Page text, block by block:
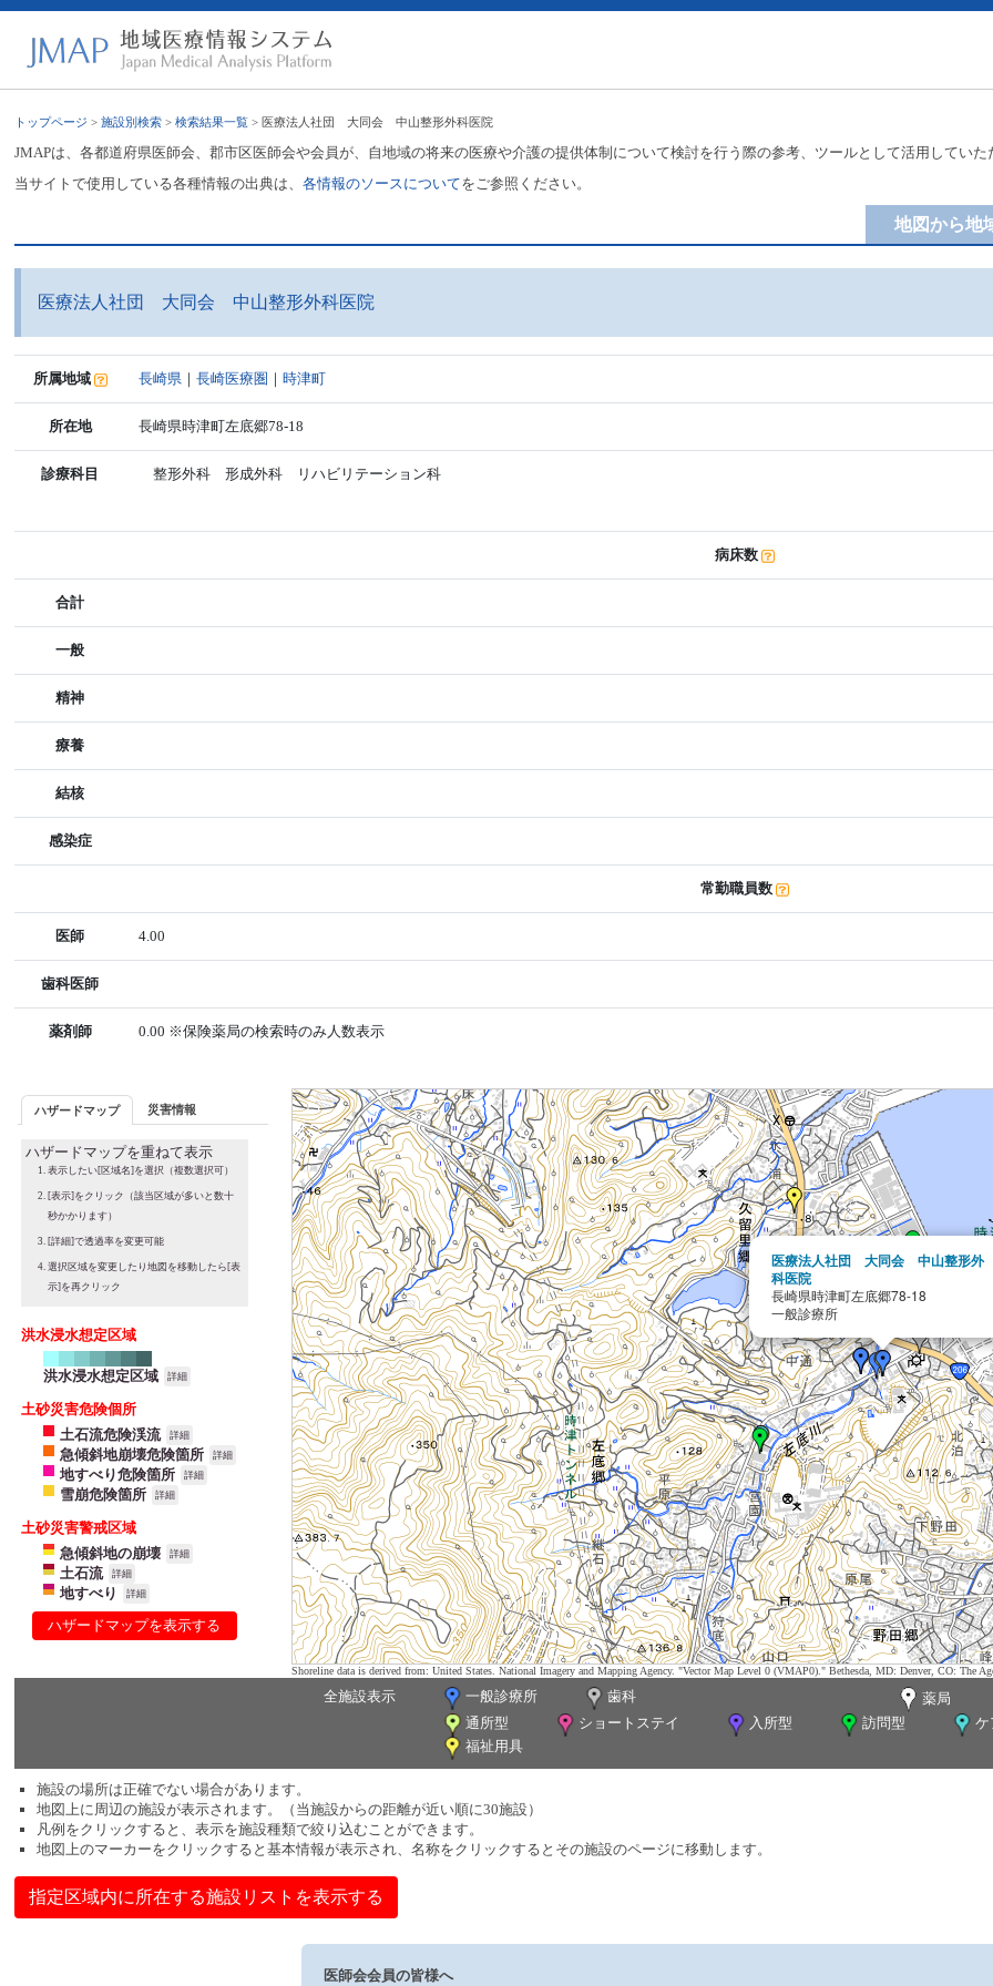
トップページ >施設別検索 >検索結果一覧 > 医療法人社団 大同会 中山整形外科医院
JMAPは、各都道府県医師会、郡市区医師会や会員が、自地域の将来の医療や介護の提供体制について検討を行う際の参考、ツールとして活用してい
当サイトで使用している各種情報の出典は、各情報のソースについてをご参照ください。
地図から地
医療法人社団 大同会 中山整形外科医院
所属地域 長崎県 ｜長崎医療圏 ｜時津町
所在地 長崎県時津町左底郷78-18
診療科目 整形外科 形成外科 リハビリテーション科
病床数
合計
一般
精神
療養
結核
感染症
常勤職員数
医師 4.00
歯科医師
薬剤師 0.00 ※保険薬局の検索時のみ人数表示
ハザードマップ 災害情報
ハザードマップを重ねて表示
表示したい[区域名]を選択（複数選択可）
[表示]をクリック（該当区域が多いと数十
秒かかります）
[詳細]で透過率を変更可能
選択区域を変更したり地図を移動したら[表
示]を再クリック
洪水浸水想定区域
洪水浸水想定区域 詳細
土砂災害危険個所
土石流危険渓流
詳細
急傾斜地崩壊危険箇所 詳細
地すべり危険箇所 詳細
雪崩危険箇所 詳細
土砂災害警戒区域
急傾斜地の崩壊
詳細
土石流 詳細
地すべり 詳細
ハザードマップを表示する
医療法人社団 大同会 中山整形外
科医院
長崎県時津町左底郷78-18
一般診療所
Shoreline data is derived from: United States. National Imagery and Mapping Agency. "Vector Map Level 0 (VMAP0)." Bethesda, MD: Denver, CO: The
全施設表示 一般診療所 歯科
薬局
通所型
ショートステイ 入所型 訪問型
ケ
福祉用具
施設の場所は正確でない場合があります。
地図上に周辺の施設が表示されます。（当施設からの距離が近い順に30施設）
凡例をクリックすると、表示を施設種類で絞り込むことができます。
地図上のマーカーをクリックすると基本情報が表示され、名称をクリックするとその施設のページに移動します。
指定区域内に所在する施設リストを表示する
医師会会員の皆様へ